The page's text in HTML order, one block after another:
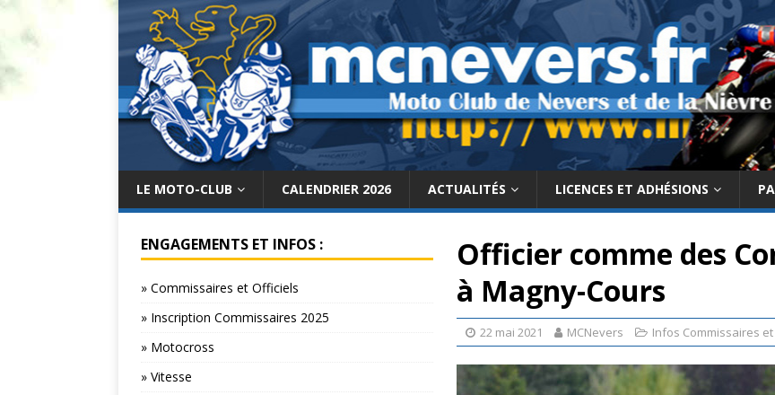
LE MOTO-CLUB CALENDRIER 2026 ACTUALITÉS LICENCES ET ADHÉSIONS
Officier comme des
à Magny-Cours
22 mai 2021 MCNevers Infos Commissaires
ENGAGEMENTS ET INFOS :
» Commissaires et Officiels
» Inscription Commissaires 2025
» Motocross
» Vitesse